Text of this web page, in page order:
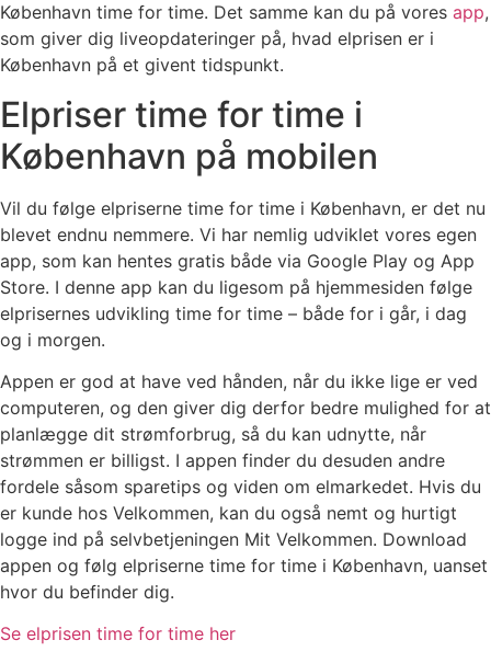
København time for time. Det samme kan du på vores app,
som giver dig liveopdateringer på, hvad elprisen er i
København på et givent tidspunkt.
Elpriser time for time i
København på mobilen
Vil du følge elpriserne time for time i København, er det nu
blevet endnu nemmere. Vi har nemlig udviklet vores egen
app, som kan hentes gratis både via Google Play og App
Store. I denne app kan du ligesom på hjemmesiden følge
elprisernes udvikling time for time – både for i går, i dag
og i morgen.
Appen er god at have ved hånden, når du ikke lige er ved
computeren, og den giver dig derfor bedre mulighed for at
planlægge dit strømforbrug, så du kan udnytte, når
strømmen er billigst. I appen finder du desuden andre
fordele såsom sparetips og viden om elmarkedet. Hvis du
er kunde hos Velkommen, kan du også nemt og hurtigt
logge ind på selvbetjeningen Mit Velkommen. Download
appen og følg elpriserne time for time i København, uanset
hvor du befinder dig.
Se elprisen time for time her